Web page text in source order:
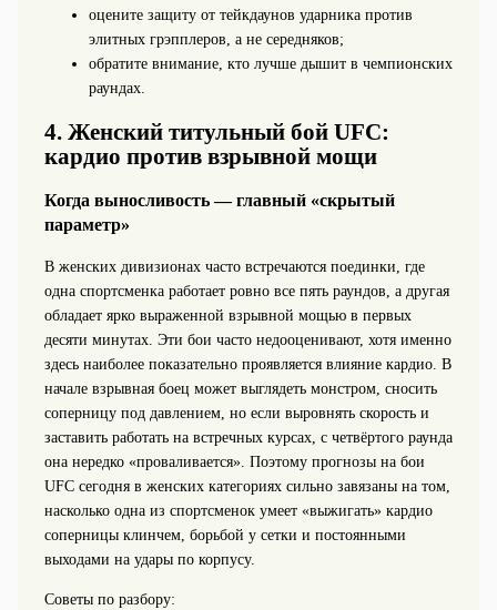
оцените защиту от тейкдаунов ударника против
элитных грэпплеров, а не середняков;
обратите внимание, кто лучше дышит в чемпионских
раундах.
4. Женский титульный бой UFC:
кардио против взрывной мощи
Когда выносливость — главный «скрытый
параметр»
В женских дивизионах часто встречаются поединки, где
одна спортсменка работает ровно все пять раундов, а другая
обладает ярко выраженной взрывной мощью в первых
десяти минутах. Эти бои часто недооценивают, хотя именно
здесь наиболее показательно проявляется влияние кардио. В
начале взрывная боец может выглядеть монстром, сносить
соперницу под давлением, но если выровнять скорость и
заставить работать на встречных курсах, с четвёртого раунда
она нередко «проваливается». Поэтому прогнозы на бои
UFC сегодня в женских категориях сильно завязаны на том,
насколько одна из спортсменок умеет «выжигать» кардио
соперницы клинчем, борьбой у сетки и постоянными
выходами на удары по корпусу.
Советы по разбору: